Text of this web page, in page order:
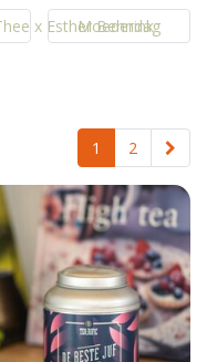
x Esther Bennink
Moederdag
1 2